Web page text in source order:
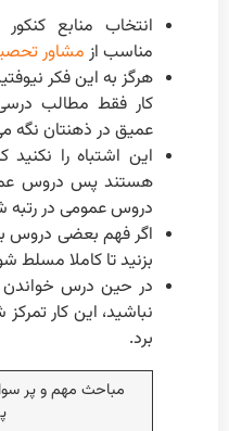
انتخاب منابع
مناسب ازمشاور
هرگز به این فکر
کار فقط مطالب
عمیق در ذهنتان نگه
این اشتباه را
هستند پس دروس
دروس عمومی در رتبه
اگر فهم بعضی دروس
بزنید تا کاملا مسلط
در حین درس خواندن
نباشید، این کار
برد.
مباحث مهم و پر